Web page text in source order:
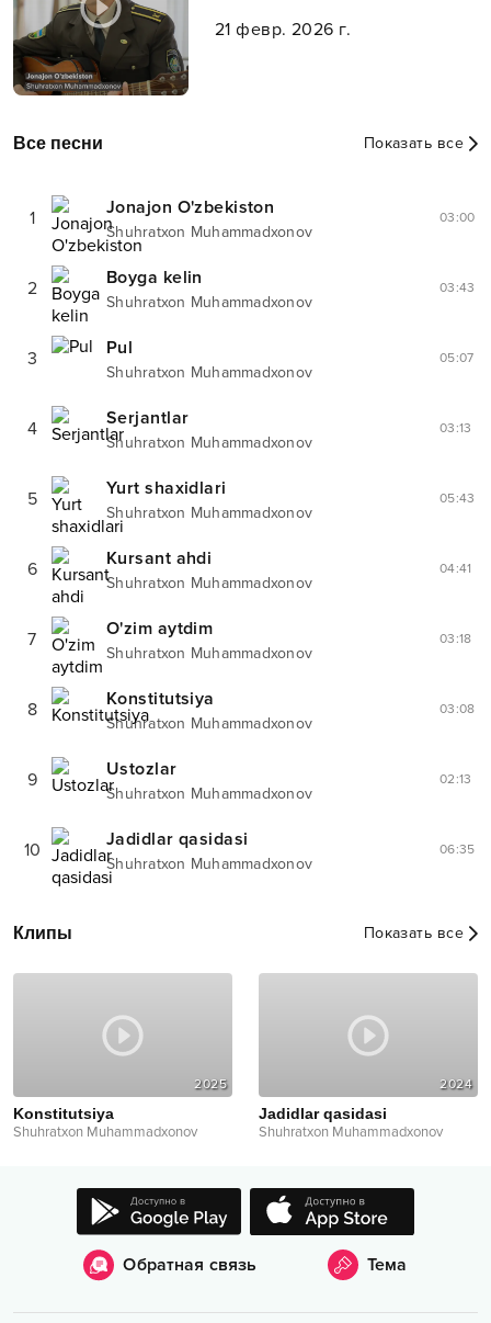
21 февр. 2026 г.
Все песни Показать все
1 Jonajon O'zbekiston
Shuhratxon Muhammadxonov
03:00
2 Boyga kelin
Shuhratxon Muhammadxonov
03:43
3 Pul
Shuhratxon Muhammadxonov
05:07
4 Serjantlar
Shuhratxon Muhammadxonov
03:13
5 Yurt shaxidlari
Shuhratxon Muhammadxonov
05:43
6 Kursant ahdi
Shuhratxon Muhammadxonov
04:41
7 O'zim aytdim
Shuhratxon Muhammadxonov
03:18
8 Konstitutsiya
Shuhratxon Muhammadxonov
03:08
9 Ustozlar
Shuhratxon Muhammadxonov
02:13
10 Jadidlar qasidasi
Shuhratxon Muhammadxonov
06:35
Клипы Показать все
2025
Konstitutsiya
Shuhratxon Muhammadxonov
2024
Jadidlar qasidasi
Shuhratxon Muhammadxonov
Обратная связь Тема